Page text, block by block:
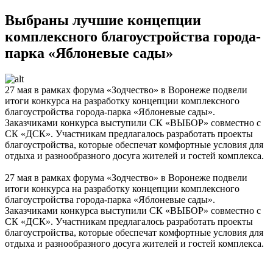
Выбраны лучшие концепции
комплексного благоустройства города-
парка «Яблоневые сады»
27 мая в рамках форума «Зодчество» в Воронеже подвели
итоги конкурса на разработку концепции комплексного
благоустройства города-парка «Яблоневые сады».
Заказчиками конкурса выступили СК «ВЫБОР» совместно с
СК «ДСК». Участникам предлагалось разработать проекты
благоустройства, которые обеспечат комфортные условия для
отдыха и разнообразного досуга жителей и гостей комплекса.
27 мая в рамках форума «Зодчество» в Воронеже подвели
итоги конкурса на разработку концепции комплексного
благоустройства города-парка «Яблоневые сады».
Заказчиками конкурса выступили СК «ВЫБОР» совместно с
СК «ДСК». Участникам предлагалось разработать проекты
благоустройства, которые обеспечат комфортные условия для
отдыха и разнообразного досуга жителей и гостей комплекса.